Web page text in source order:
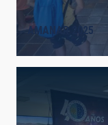
AMANAR 2025